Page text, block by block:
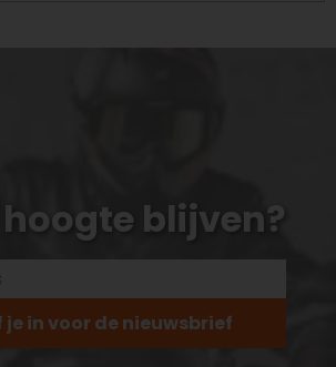
hoogte blijven?
je in voor de nieuwsbrief